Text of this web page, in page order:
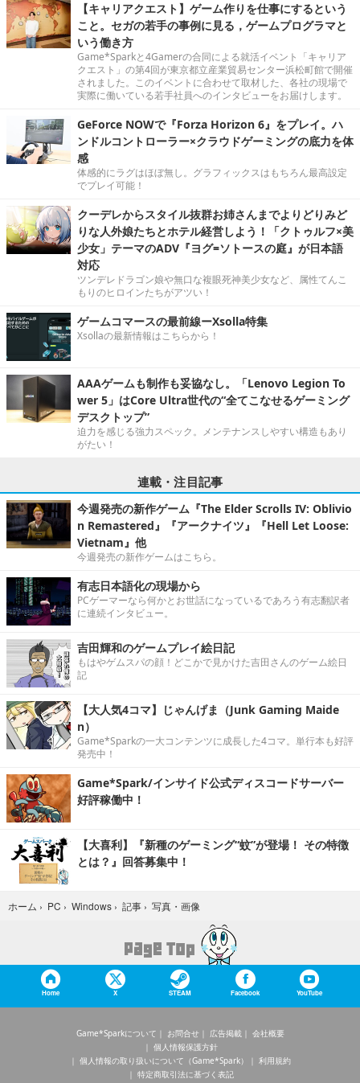
【キャリアクエスト】ゲーム作りを仕事にするという
こと。セガの若手の事例に見る，ゲームプログラマと
いう働き方
Game*Sparkと4Gamerの合同による就活イベント「キャリア
クエスト」の第4回が東京都立産業貿易センター浜松町館で開催
されました。このイベントに合わせて取材した、各社の現場で
実際に働いている若手社員へのインタビューをお届けします。
GeForce NOWで『Forza Horizon 6』をプレイ。ハ
ンドルコントローラー×クラウドゲーミングの底力を体
感
体感的にラグはほぼ無し。グラフィックスはもちろん最高設定
でプレイ可能！
クーデレからスタイル抜群お姉さんまでよりどりみど
りな人外娘たちとホテル経営しよう！「クトゥルフ×美
少女」テーマのADV『ヨグ=ソトースの庭』が日本語
対応
ツンデレドラゴン娘や無口な複眼死神美少女など、属性てんこ
もりのヒロインたちがアツい！
ゲームコマースの最前線ーXsolla特集
Xsollaの最新情報はこちらから！
AAAゲームも制作も妥協なし。「Lenovo Legion To
wer 5」はCore Ultra世代の“全てこなせるゲーミング
デスクトップ”
迫力を感じる強力スペック。メンテナンスしやすい構造もあり
がたい！
連載・注目記事
今週発売の新作ゲーム『The Elder Scrolls IV: Oblivio
n Remastered』『アークナイツ』『Hell Let Loose:
Vietnam』他
今週発売の新作ゲームはこちら。
有志日本語化の現場から
PCゲーマーなら何かとお世話になっているであろう有志翻訳者
に連続インタビュー。
吉田輝和のゲームプレイ絵日記
もはやゲムスパの顔！どこかで見かけた吉田さんのゲーム絵日
記
【大人気4コマ】じゃんげま（Junk Gaming Maide
n）
Game*Sparkの一大コンテンツに成長した4コマ。単行本も好評
発売中！
Game*Spark/インサイド公式ディスコードサーバー
好評稼働中！
【大喜利】『新種のゲーミング“蚊”が登場！ その特徴
とは？』回答募集中！
ホーム › PC › Windows › 記事 › 写真・画像
Home X STEAM Facebook YouTube
Game*Sparkについて お問合せ 広告掲載
会社概要
個人情報保護方針
個人情報の取り扱いについて（Game*Spark）
利用規約
特定商取引法に基づく表記